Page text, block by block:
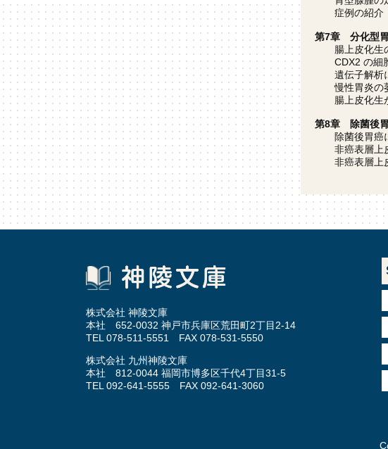
症例の紹介
第7章 分化型胃
腸上皮化生
CDX2 の細
遺伝子解析
慢性胃炎の萎
腸上皮化生が
第8章 除菌後胃
除菌後胃癌に
非癌表層上
非癌表層上
株式会社 神陵文庫
本社 652-0032 神戸市兵庫区荒田町2丁目2-14
TEL 078-511-5551 FAX 078-531-5550
株式会社 九州神陵文庫
本社 812-0044 福岡市博多区千代4丁目31-5
TEL 092-641-5555 FAX 092-641-3060